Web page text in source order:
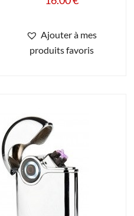
Ajouter à mes
produits favoris